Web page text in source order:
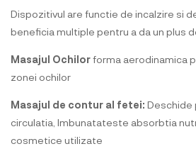
Dispozitivul are functie de incalzire si
beneficia multiple pentru a da un plus
Masajul Ochilorforma aerodinamica
zonei ochilor
Masajul de contur al fetei: Deschide
circulatia, Imbunatateste absorbtia
cosmetice utilizate